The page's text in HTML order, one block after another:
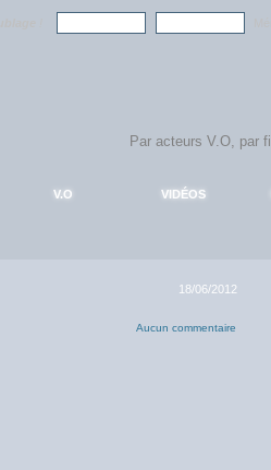
V.O VIDÉOS
18/06/2012
Aucun commentaire